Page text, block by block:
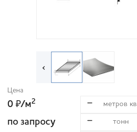
‹
Цена
0 ₽/м2
по запросу